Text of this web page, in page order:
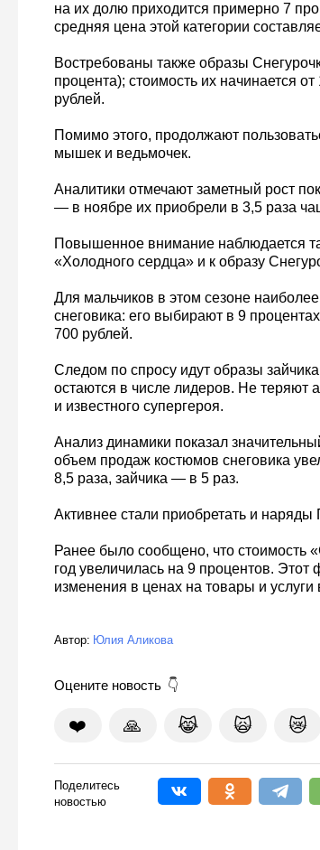
на их долю приходится примерно 7
средняя цена этой категории
Востребованы также образы
процента); стоимость их начинается
рублей.
Помимо этого, продолжают
мышек и ведьмочек.
Аналитики отмечают заметный рост
— в ноябре их приобрели в 3,5 раза
Повышенное внимание наблюдается
«Холодного сердца» и к образу
Для мальчиков в этом сезоне
снеговика: его выбирают в 9
700 рублей.
Следом по спросу идут образы
остаются в числе лидеров. Не теряют
и известного супергероя.
Анализ динамики показал
объем продаж костюмов снеговика
8,5 раза, зайчика — в 5 раз.
Активнее стали приобретать и наряды
Ранее было сообщено, что стоимость
год увеличилась на 9 процентов. Этот
изменения в ценах на товары и услуги
Автор: Юлия Аликова
Оцените новость
❤️ 🙏 😹 🙀 😿
Поделитесь
новостью